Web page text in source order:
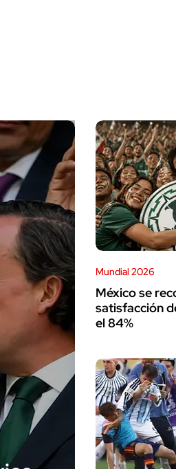
Mundial 2026
México se
satisfacción
el 84%